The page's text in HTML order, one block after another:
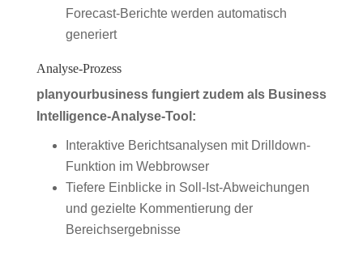
Forecast-Berichte werden automatisch
generiert
Analyse-Prozess
planyourbusiness fungiert zudem als Business
Intelligence-Analyse-Tool:
Interaktive Berichtsanalysen mit Drilldown-
Funktion im Webbrowser
Tiefere Einblicke in Soll-Ist-Abweichungen
und gezielte Kommentierung der
Bereichsergebnisse